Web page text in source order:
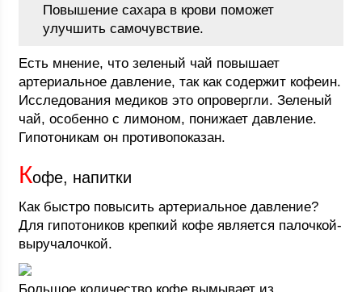
Повышение сахара в крови поможет
улучшить самочувствие.
Есть мнение, что зеленый чай повышает
артериальное давление, так как содержит кофеин.
Исследования медиков это опровергли. Зеленый
чай, особенно с лимоном, понижает давление.
Гипотоникам он противопоказан.
Кофе, напитки
Как быстро повысить артериальное давление?
Для гипотоников крепкий кофе является палочкой-
выручалочкой.